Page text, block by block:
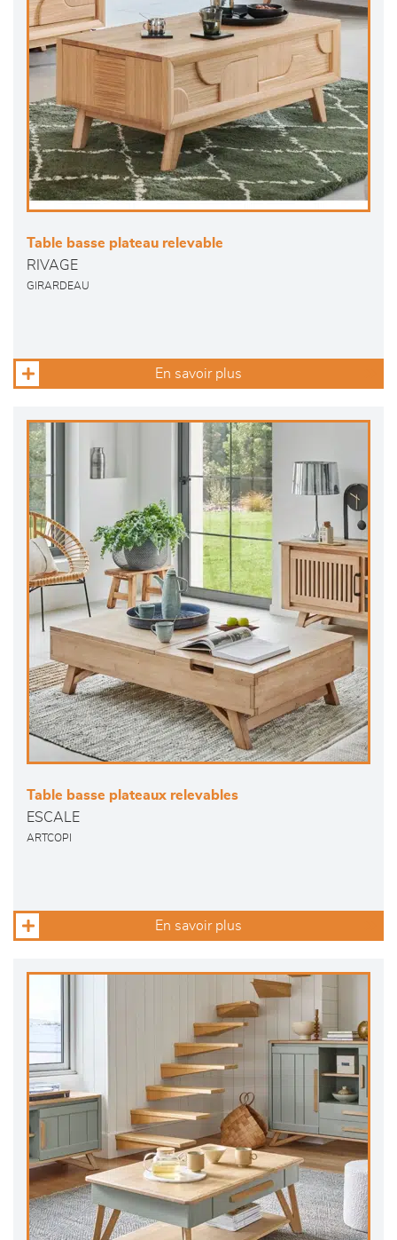
Table basse plateau relevable
RIVAGE
GIRARDEAU
En savoir plus
Table basse plateaux relevables
ESCALE
ARTCOPI
En savoir plus